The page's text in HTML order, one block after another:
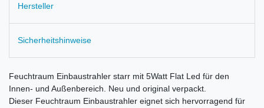
Hersteller
Sicherheitshinweise
Feuchtraum Einbaustrahler starr mit 5Watt Flat Led für den
Innen- und Außenbereich. Neu und original verpackt.
Dieser Feuchtraum Einbaustrahler eignet sich hervorragend für